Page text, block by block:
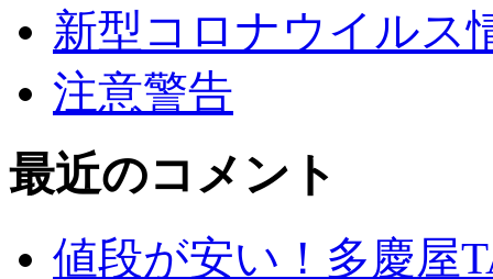
新型コロナウイルス
注意警告
最近のコメント
値段が安い！多慶屋